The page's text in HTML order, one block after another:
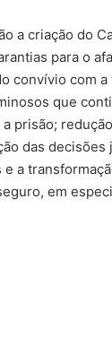
a criação do
para o
convívio com a
que
prisão;
das decisões
a
em